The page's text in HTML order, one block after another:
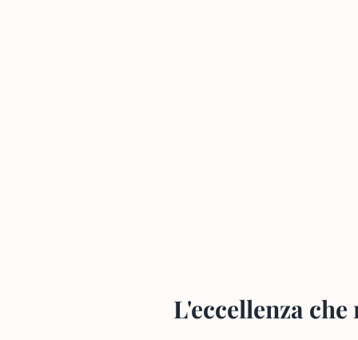
L'eccellenza